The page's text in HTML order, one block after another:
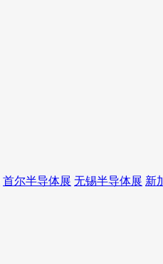
首尔半导体展 无锡半导体展 新